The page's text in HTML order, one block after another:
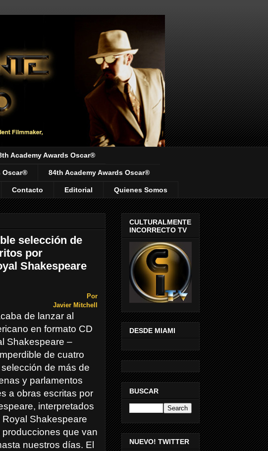
Academy Awards Oscar®
Oscar® 84th Academy Awards Oscar®
Contacto Editorial Quienes Somos
selección de
por
Shakespeare
Por
Javier Mitchell
de lanzar al
en formato CD
Shakespeare –
de cuatro
de más de
y parlamentos
a obras escritas por
interpretados
Shakespeare
producciones que van
nuestros días. El
CULTURALMENTE
INCORRECTO TV
DESDE MIAMI
BUSCAR
NUEVO! TWITTER